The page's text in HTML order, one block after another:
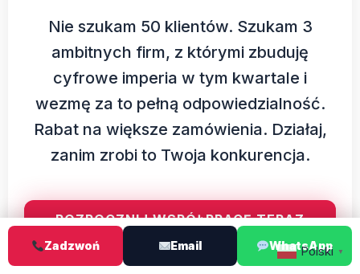
Nie szukam 50 klientów. Szukam 3
ambitnych firm, z którymi zbuduję
cyfrowe imperia w tym kwartale i
wezmę za to pełną odpowiedzialność.
Rabat na większe zamówienia. Działaj,
zanim zrobi to Twoja konkurencja.
ROZPOCZNIJ WSPÓŁPRACĘ TERAZ
Kontakt tel, WhatsApp lub email 24/7
Zadzwoń Email WhatsApp
Polski ▼